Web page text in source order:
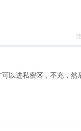
以进私密区，不充，然